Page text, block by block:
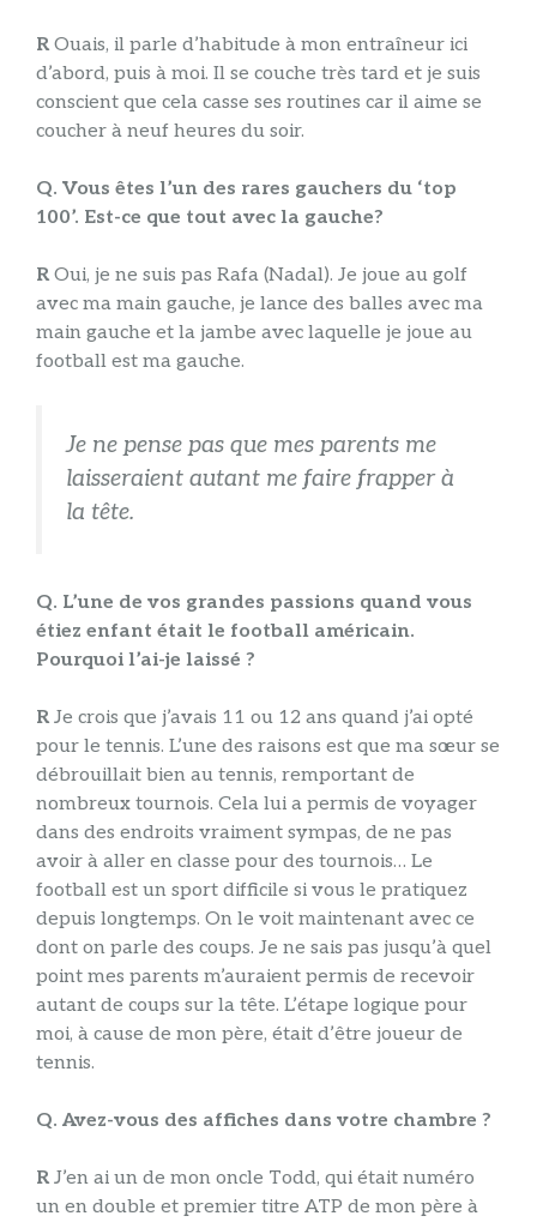
ROuais, il parle d’habitude à mon entraîneur ici
d’abord, puis à moi. Il se couche très tard et je suis
conscient que cela casse ses routines car il aime se
coucher à neuf heures du soir.
Q. Vous êtes l’un des rares gauchers du ‘top
100’. Est-ce que tout avec la gauche?
ROui, je ne suis pas Rafa (Nadal). Je joue au golf
avec ma main gauche, je lance des balles avec ma
main gauche et la jambe avec laquelle je joue au
football est ma gauche.
Je ne pense pas que mes parents me
laisseraient autant me faire frapper à
la tête.
Q. L’une de vos grandes passions quand vous
étiez enfant était le football américain.
Pourquoi l’ai-je laissé ?
RJe crois que j’avais 11 ou 12 ans quand j’ai opté
pour le tennis. L’une des raisons est que ma sœur se
débrouillait bien au tennis, remportant de
nombreux tournois. Cela lui a permis de voyager
dans des endroits vraiment sympas, de ne pas
avoir à aller en classe pour des tournois… Le
football est un sport difficile si vous le pratiquez
depuis longtemps. On le voit maintenant avec ce
dont on parle des coups. Je ne sais pas jusqu’à quel
point mes parents m’auraient permis de recevoir
autant de coups sur la tête. L’étape logique pour
moi, à cause de mon père, était d’être joueur de
tennis.
Q. Avez-vous des affiches dans votre chambre ?
RJ’en ai un de mon oncle Todd, qui était numéro
un en double et premier titre ATP de mon père à